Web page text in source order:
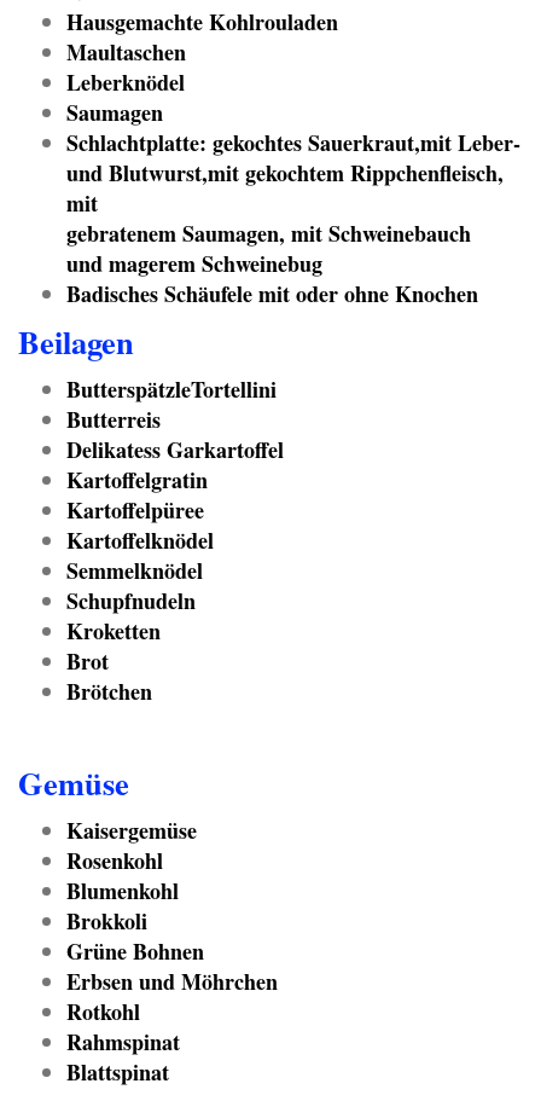
Hausgemachte Kohlrouladen
Maultaschen
Leberknödel
Saumagen
Schlachtplatte: gekochtes Sauerkraut,mit Leber-
und Blutwurst,mit gekochtem Rippchenfleisch,
mit
gebratenem Saumagen, mit Schweinebauch
und magerem Schweinebug
Badisches Schäufele mit oder ohne Knochen
Beilagen
ButterspätzleTortellini
Butterreis
Delikatess Garkartoffel
Kartoffelgratin
Kartoffelpüree
Kartoffelknödel
Semmelknödel
Schupfnudeln
Kroketten
Brot
Brötchen
Gemüse
Kaisergemüse
Rosenkohl
Blumenkohl
Brokkoli
Grüne Bohnen
Erbsen und Möhrchen
Rotkohl
Rahmspinat
Blattspinat